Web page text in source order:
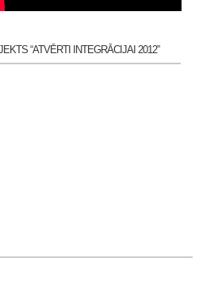
“ATVĒRTI INTEGRĀCIJAI 2012”